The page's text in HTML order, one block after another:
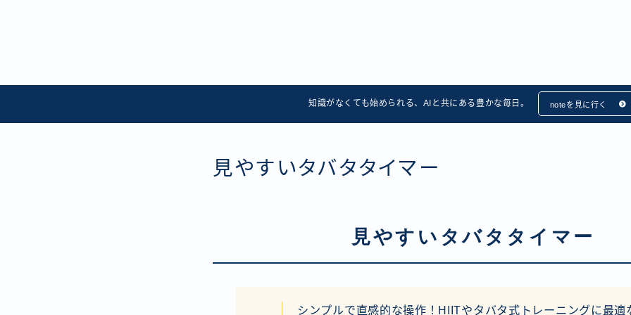
知識がなくても始められる、AIと共にある豊かな毎日。 noteを見に行く
見やすいタバタタイマー
見やすいタバタタイマー
シンプルで直感的な操作！HIITやタバタ式トレーニングに最適